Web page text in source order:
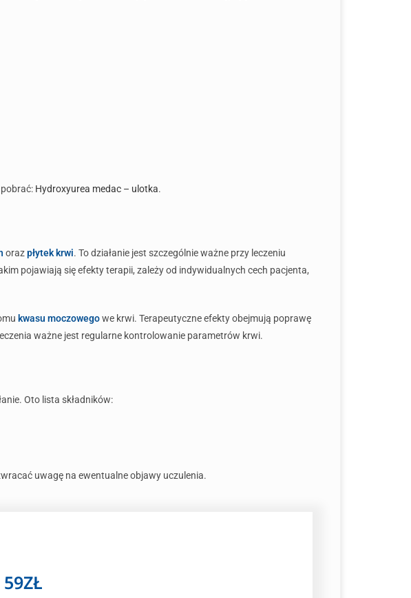
Hydroxyurea medac – ulotka.
orazpłytek krwi. To działanie jest szczególnie ważne przy leczeniu
pojawiają się efekty terapii, zależy od indywidualnych cech pacjenta,
kwasu moczowegowe krwi. Terapeutyczne efekty obejmują poprawę
ważne jest regularne kontrolowanie parametrów krwi.
Oto lista składników:
uwagę na ewentualne objawy uczulenia.
59ZŁ